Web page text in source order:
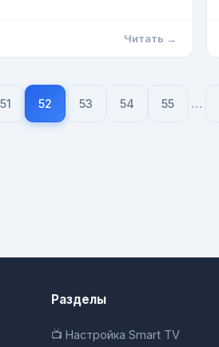
Читать →
51 52 53 54 55 …
Разделы
📺 Настройка Smart TV